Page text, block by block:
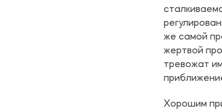
же самой
жертвой
тревожат
Хорошим